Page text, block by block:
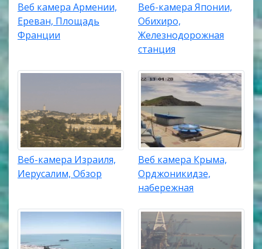
Веб камера Армении,
Ереван, Площадь
Франции
Веб-камера Японии,
Обихиро,
Железнодорожная
станция
Веб-камера Израиля,
Иерусалим, Обзор
Веб камера Крыма,
Орджоникидзе,
набережная